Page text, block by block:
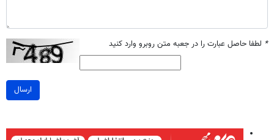
* لطفا حاصل عبارت را در جعبه متن روبرو وارد کنید
ارسال